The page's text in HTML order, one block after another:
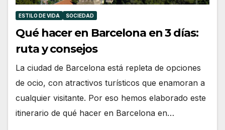
ESTILO DE VIDA SOCIEDAD
Qué hacer en Barcelona en 3 días:
ruta y consejos
La ciudad de Barcelona está repleta de opciones
de ocio, con atractivos turísticos que enamoran a
cualquier visitante. Por eso hemos elaborado este
itinerario de qué hacer en Barcelona en…